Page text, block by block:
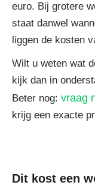
euro. Bij grotere
staat danwel
liggen de kosten
Wilt u weten wat
kijk dan in
Beter nog: vraag
krijg een exacte
Dit kost een